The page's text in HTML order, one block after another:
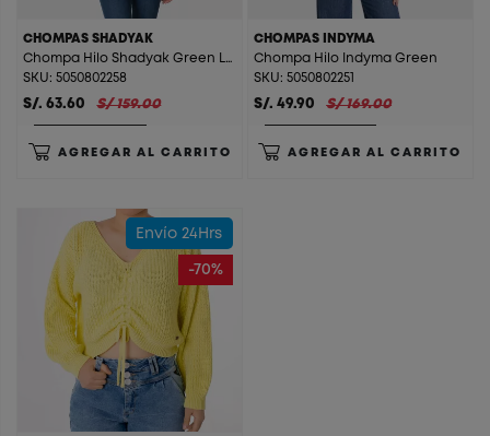
CHOMPAS SHADYAK
Chompa Hilo Shadyak Green Leaf Lines
SKU: 5050802258
S/. 63.60 S/ 159.00
AGREGAR AL CARRITO
CHOMPAS INDYMA
Chompa Hilo Indyma Green
SKU: 5050802251
S/. 49.90 S/ 169.00
AGREGAR AL CARRITO
Envío 24Hrs
-70%